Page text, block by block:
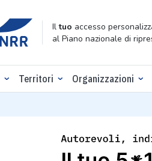
Iltuo accesso
al Piano nazionale di
Territori Organizzazioni